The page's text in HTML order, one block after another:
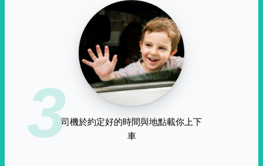
3司機於約定好的時間與地點載你上下
車